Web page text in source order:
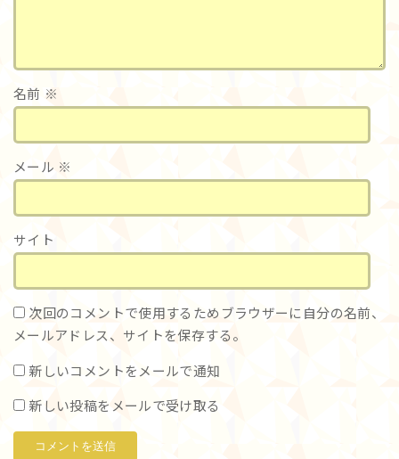
名前 ※
メール ※
サイト
次回のコメントで使用するためブラウザーに自分の名前、
メールアドレス、サイトを保存する。
新しいコメントをメールで通知
新しい投稿をメールで受け取る